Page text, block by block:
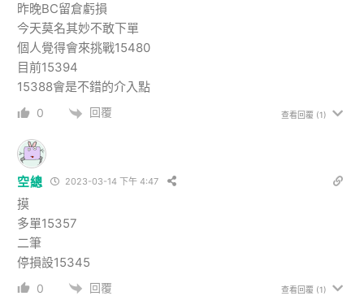
昨晚BC留倉虧損
今天莫名其妙不敢下單
個人覺得會來挑戰15480
目前15394
15388會是不錯的介入點
0 回覆 查看回覆 (1)
空總 2023-03-14 下午 4:47
摸
多單15357
二筆
停損設15345
0 回覆 查看回覆 (1)